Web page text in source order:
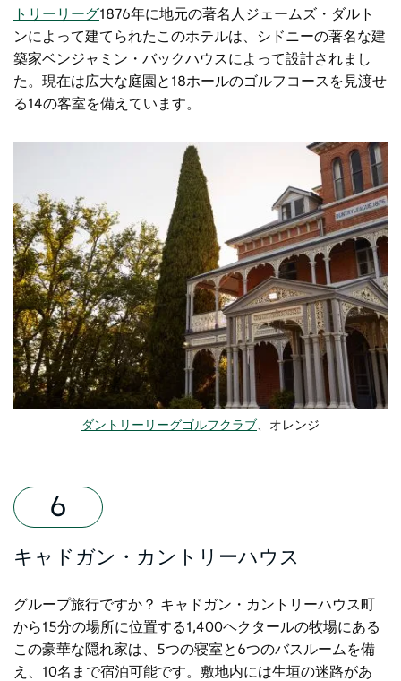
トリーリーグ1876年に地元の著名人ジェームズ・ダルト
ンによって建てられたこのホテルは、シドニーの著名な建
築家ベンジャミン・バックハウスによって設計されまし
た。現在は広大な庭園と18ホールのゴルフコースを見渡せ
る14の客室を備えています。
ダントリーリーグゴルフクラブ 、オレンジ
キャドガン・カントリーハウス
グループ旅行ですか？ キャドガン・カントリーハウス町
から15分の場所に位置する1,400ヘクタールの牧場にある
この豪華な隠れ家は、5つの寝室と6つのバスルームを備
え、10名まで宿泊可能です。敷地内には生垣の迷路があ